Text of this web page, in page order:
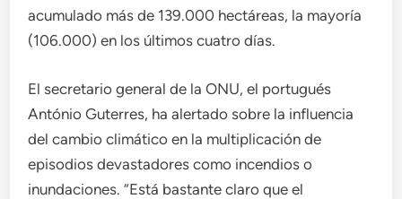
acumulado más de 139.000 hectáreas, la mayoría
(106.000) en los últimos cuatro días.
El secretario general de la ONU, el portugués
António Guterres, ha alertado sobre la influencia
del cambio climático en la multiplicación de
episodios devastadores como incendios o
inundaciones. “Está bastante claro que el